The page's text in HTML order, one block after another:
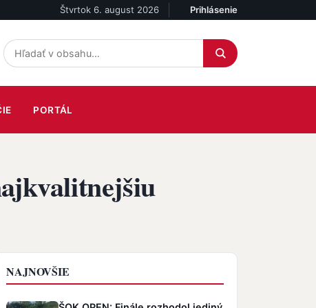
Štvrtok 6. august 2026 Účet
Prihlásenie
PORTÁL
NAJNOVŠIE